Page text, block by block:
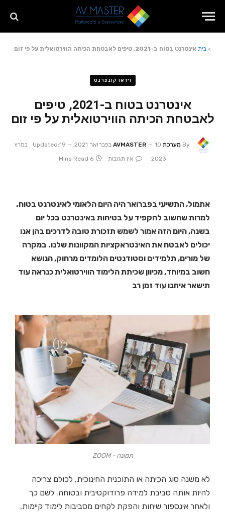
> בית אינטרנט בטוח ב-2021, טיפים לאבטחת הכיתה הווירטואלית על פי זום
וידאו קונפרנס
אינטרנט בטוח ב-2021, טיפים
לאבטחת הכיתה הווירטואלית על פי זום
By מערכת AVMASTER 10 בפברואר 2021 Updated:
19 במרץ
2023
אין תגובות 6 Mins Read
אתמול, התשיעי בפברואר היה היום הלאומי לאינטרנט בטוח.
למרות שחשוב להקפיד על בטיחות באינטרנט בכל יום
בשנה, היום הזה אמור לשמש תזכורת טובה לדרכים בהן אנו
יכולים לאבטח את האינטראקציות המקוונות שלנו. במקרה
של מורים, תלמידים וסטודנטים הלומדים מרחוק, הנושא
חשוב במיוחד, מכיוון שכיתת הלימוד הווירטואלית כנראה עוד
תישאר איתנו עוד זמן רב
תמונה - ZOOM
לא משנה סוג הכיתה או התוכנית החינוכית, לכולם צריכה
להיות אותה סביבת למידה פרודוקטיבית ובטוחה. לשם כך
ולאחר אינספור שיחות והפקת לקחים מסביבות לימוד קיימות,